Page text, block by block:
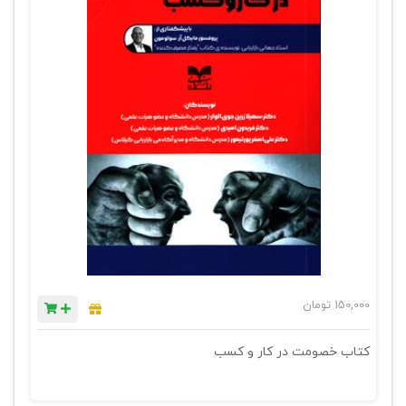
150,000 تومان
کتاب خصومت در کار و کسب